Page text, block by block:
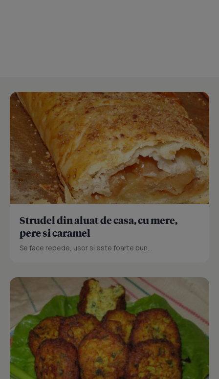
Strudel din aluat de casa, cu mere,
pere si caramel
Se face repede, usor si este foarte bun...